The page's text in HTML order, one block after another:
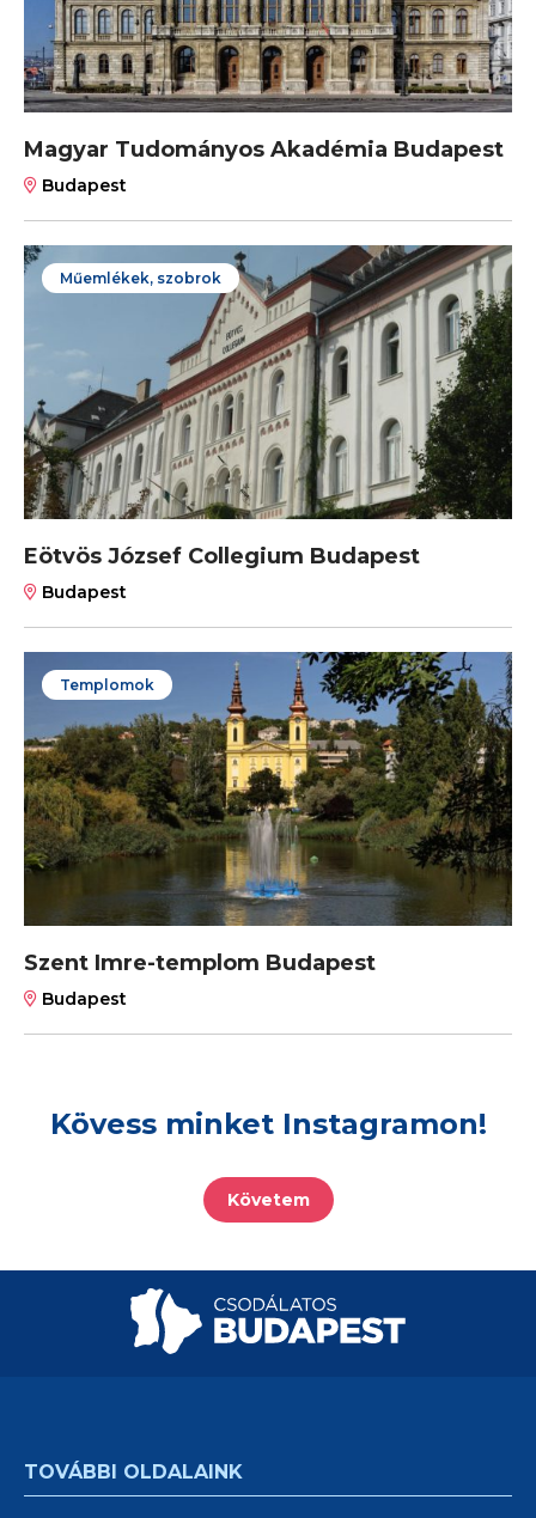
Magyar Tudományos Akadémia Budapest
Budapest
Műemlékek, szobrok
Eötvös József Collegium Budapest
Budapest
Templomok
Szent Imre-templom Budapest
Budapest
Kövess minket Instagramon!
Követem
TOVÁBBI OLDALAINK